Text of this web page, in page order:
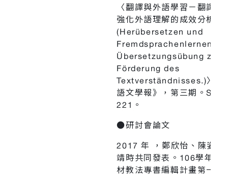
〈翻譯與外語學習－翻譯練
強化外語理解的成效分析
(Herübersetzen und
Fremdsprachenlernen –
Übersetzungsübung zur
Förderung des
Textverständnisses.)〉，
語文學報》，第三期。S.
221。
●研討會論文
2017 年 ，鄭欣怡、陳姿君
靖時共同發表。106學年度
材教法專書編輯計畫第一年